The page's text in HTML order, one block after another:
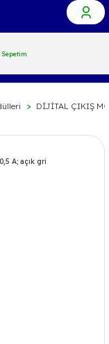
Sepetim
DİJİTAL ÇIKIŞ